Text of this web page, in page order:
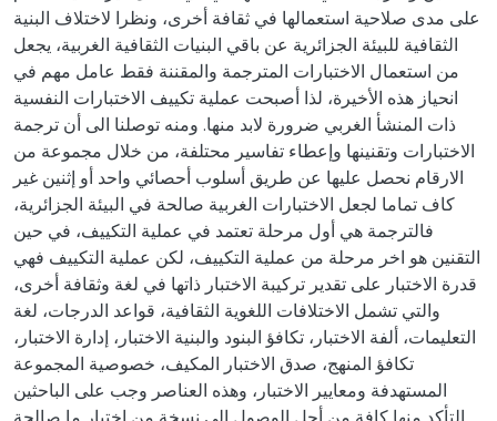
على مدى صلاحية استعمالها في ثقافة أخرى، ونظرا لاختلاف البنية
الثقافية للبيئة الجزائرية عن باقي البنيات الثقافية الغربية، يجعل
من استعمال الاختبارات المترجمة والمقننة فقط عامل مهم في
انحياز هذه الأخيرة، لذا أصبحت عملية تكييف الاختبارات النفسية
ذات المنشأ الغربي ضرورة لابد منها. ومنه توصلنا الى أن ترجمة
الاختبارات وتقنينها وإعطاء تفاسير محتلفة، من خلال مجموعة من
الارقام نحصل عليها عن طريق أسلوب أحصائي واحد أو إثنين غير
كاف تماما لجعل الاختبارات الغربية صالحة في البيئة الجزائرية،
فالترجمة هي أول مرحلة تعتمد في عملية التكييف، في حين
التقنين هو اخر مرحلة من عملية التكييف، لكن عملية التكييف فهي
قدرة الاختبار على تقدير تركيبة الاختبار ذاتها في لغة وثقافة أخرى،
والتي تشمل الاختلافات اللغوية الثقافية، قواعد الدرجات، لغة
التعليمات، ألفة الاختبار، تكافؤ البنود والبنية الاختبار، إدارة الاختبار،
تكافؤ المنهج، صدق الاختبار المكيف، خصوصية المجموعة
المستهدفة ومعايير الاختبار، وهذه العناصر وجب على الباحثين